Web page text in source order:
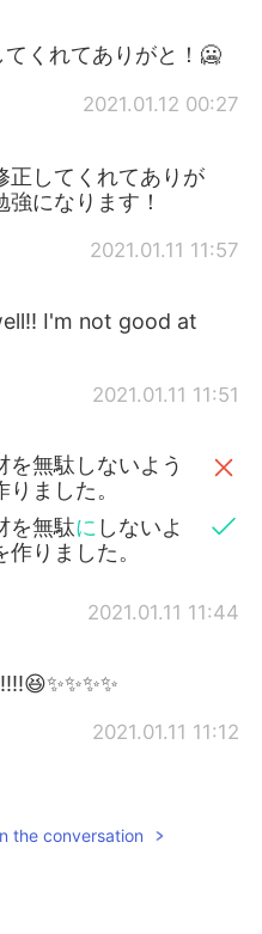
てくれてありがと！🥶
2021.01.12 00:27
正してくれてありが
になります！
2021.01.11 11:57
I'm not good at
2021.01.11 11:51
を無駄しないよう
ました。
を無駄に しないよ
りました。
2021.01.11 11:44
2021.01.11 11:12
りました。
the conversation